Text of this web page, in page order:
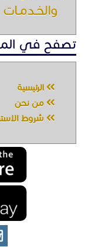
والخـدمـات
تصفح في
الرئيسية
من نحن
شروط